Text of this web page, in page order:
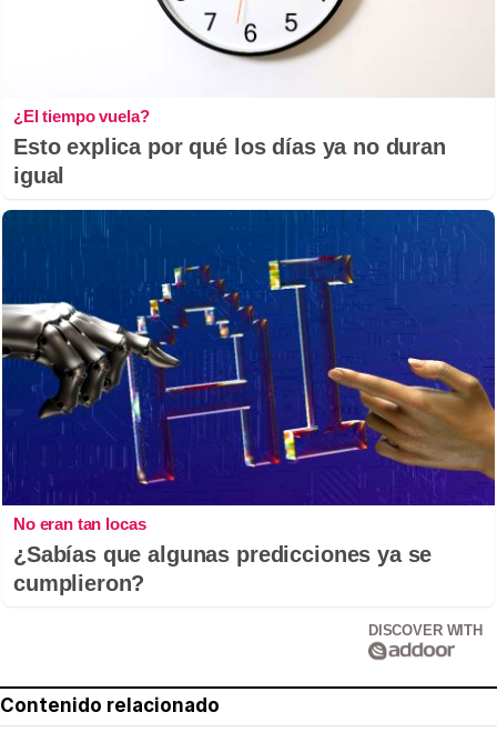
¿El tiempo vuela?
Esto explica por qué los días ya no duran
igual
No eran tan locas
¿Sabías que algunas predicciones ya se
cumplieron?
DISCOVER WITH
Contenido relacionado